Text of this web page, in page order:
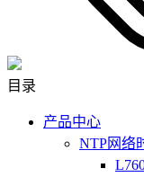
目录
产品中心
NTP网络